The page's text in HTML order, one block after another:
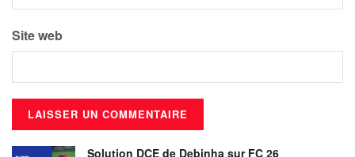
Site web
Solution DCE de Debinha sur FC 26